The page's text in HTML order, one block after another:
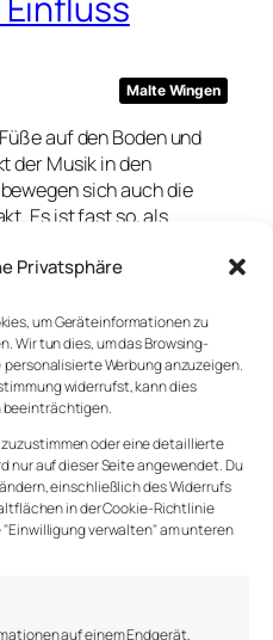
Privatsphäre
um Geräteinformationen zu
Wir tun dies, um das Browsing-
Werbung anzuzeigen.
widerrufst, kann dies
oder eine detaillierte
nur auf dieser Seite angewendet. Du
einschließlich des Widerrufs
in der Cookie-Richtlinie
verwalten" am unteren
auf einem Endgerät,
Malte Wingen
auf den Boden und
der Musik in den
sich auch die
Es ist fast so, als
in unser Inneres
gedankliche und
dass manche Lieder
dass wir wissen,
uns vor Augen, dass
und fragen uns nach
die daraus
rational